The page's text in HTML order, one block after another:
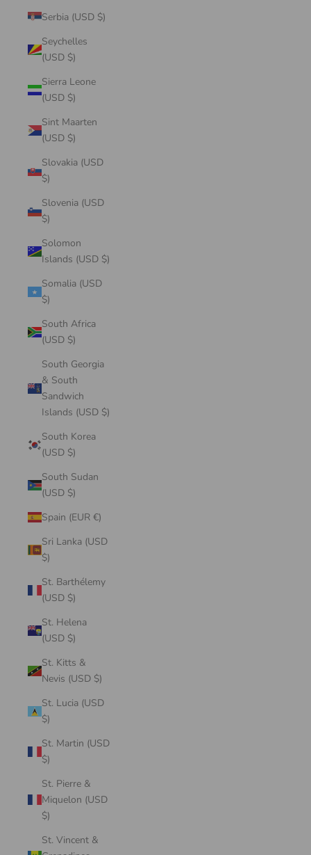
Serbia (USD $)
Seychelles
(USD $)
Sierra Leone
(USD $)
Sint Maarten
(USD $)
Slovakia (USD
$)
Slovenia (USD
$)
Solomon
Islands (USD $)
Somalia (USD
$)
South Africa
(USD $)
South Georgia
& South
Sandwich
Islands (USD $)
South Korea
(USD $)
South Sudan
(USD $)
Spain (EUR €)
Sri Lanka (USD
$)
St. Barthélemy
(USD $)
St. Helena
(USD $)
St. Kitts &
Nevis (USD $)
St. Lucia (USD
$)
St. Martin (USD
$)
St. Pierre &
Miquelon (USD
$)
St. Vincent &